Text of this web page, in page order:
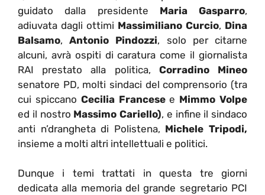
guidato dalla presidente Maria Gasparro,
adiuvata dagli ottimi Massimiliano Curcio, Dina
Balsamo,Antonio Pindozzi, solo per citarne
alcuni, avrà ospiti di caratura come il giornalista
RAI prestato alla politica, Corradino Mineo
senatore PD, molti sindaci del comprensorio (tra
cui spiccano Cecilia Francesee Mimmo Volpe
ed il nostro Massimo Cariello), e infine il sindaco
anti n’drangheta di Polistena, Michele Tripodi,
insieme a molti altri intellettuali e politici.
Dunque i temi trattati in questa tre giorni
dedicata alla memoria del grande segretario PCI